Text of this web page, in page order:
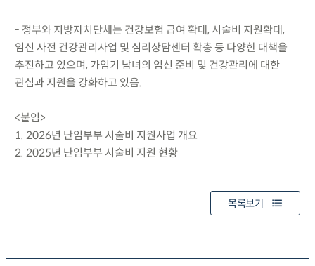
- 정부와 지방자치단체는 건강보험 급여 확대, 시술비 지원확대,
임신 사전 건강관리사업 및 심리상담센터 확충 등 다양한 대책을
추진하고 있으며, 가임기 남녀의 임신 준비 및 건강관리에 대한
관심과 지원을 강화하고 있음.
<붙임>
1. 2026년 난임부부 시술비 지원사업 개요
2. 2025년 난임부부 시술비 지원 현황
목록보기